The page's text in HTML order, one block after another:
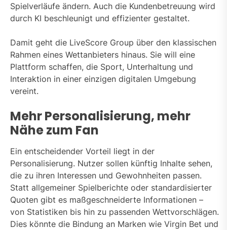
Spielverläufe ändern. Auch die Kundenbetreuung wird
durch KI beschleunigt und effizienter gestaltet.
Damit geht die LiveScore Group über den klassischen
Rahmen eines Wettanbieters hinaus. Sie will eine
Plattform schaffen, die Sport, Unterhaltung und
Interaktion in einer einzigen digitalen Umgebung
vereint.
Mehr Personalisierung, mehr
Nähe zum Fan
Ein entscheidender Vorteil liegt in der
Personalisierung. Nutzer sollen künftig Inhalte sehen,
die zu ihren Interessen und Gewohnheiten passen.
Statt allgemeiner Spielberichte oder standardisierter
Quoten gibt es maßgeschneiderte Informationen –
von Statistiken bis hin zu passenden Wettvorschlägen.
Dies könnte die Bindung an Marken wie Virgin Bet und